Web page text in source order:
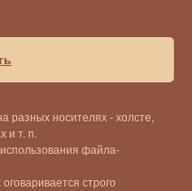
разных носителях - холсте,
и т. п.
файла-
строго